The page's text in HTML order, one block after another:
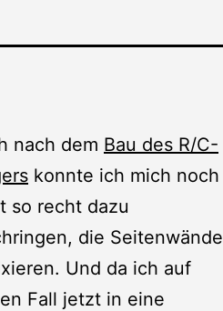
nach dem Bau des R/C-
konnte ich mich noch
so recht dazu
die Seitenwände
Und da ich auf
Fall jetzt in eine